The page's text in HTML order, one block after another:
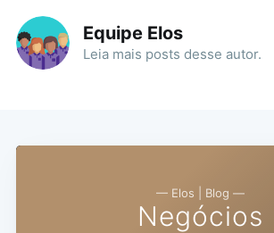
Equipe Elos
Leia mais posts desse autor.
— Elos | Blog —
Negócios